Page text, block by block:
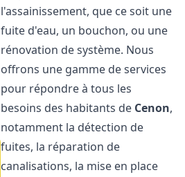
l'assainissement, que ce soit une
fuite d'eau, un bouchon, ou une
rénovation de système. Nous
offrons une gamme de services
pour répondre à tous les
besoins des habitants de Cenon,
notamment la détection de
fuites, la réparation de
canalisations, la mise en place